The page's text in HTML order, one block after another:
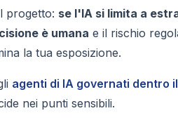
progetto: se l'IA si limita a
è umana e il rischio
la tua esposizione.
agenti di IA governati dentro il
nei punti sensibili.